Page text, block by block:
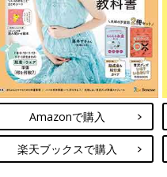
Amazonで購入
楽天ブックスで購入